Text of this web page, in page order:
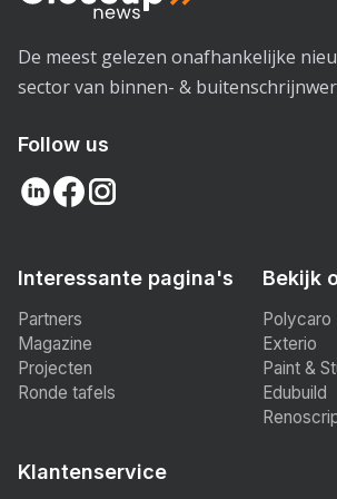
De meest gelezen onafhankelijke
sector van binnen- &
Follow us
Interessante pagina's
Partners
Magazine
Projecten
Ronde tafels
Bekijk
Polycaro
Exterio
Paint &
Edubuild
Klantenservice